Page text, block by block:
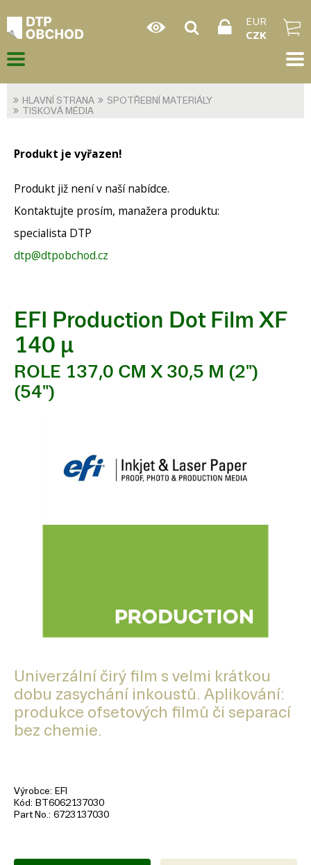
EUR
CZK
HLAVNÍ STRANA
SPOTŘEBNÍ MATERIÁLY
TISKOVÁ MÉDIA
Produkt je vyřazen!
Produkt již není v naší nabídce.
Kontaktujte prosím, manažera produktu:
specialista DTP
dtp@dtpobchod.cz
EFI Production Dot Film XF
140 µ
ROLE 137,0 CM X 30,5 M (2")
(54")
Univerzální čirý film s velmi krátkou
dobu zasychání inkoustů. Aplikování:
produkce ofsetových filmů či separací
bez chemie.
Výrobce
EFI
Kód
BT6062137030
Part No. 6723137030